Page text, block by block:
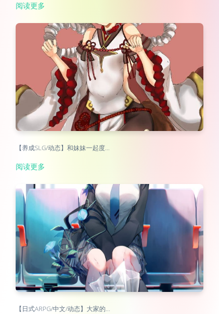
阅读更多
【养成SLG/动态】和妹妹一起度…
阅读更多
【日式ARPG/中文/动态】大家的…